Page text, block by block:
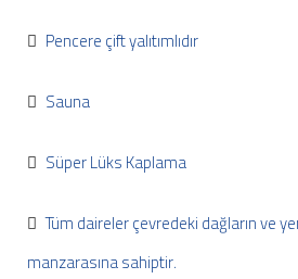
Pencere çift yalıtımlıdır
Sauna
Süper Lüks Kaplama
Tüm daireler çevredeki dağların ve
manzarasına sahiptir.